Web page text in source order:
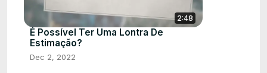
2:48
É Possível Ter Uma Lontra De
Estimação?
Dec 2, 2022